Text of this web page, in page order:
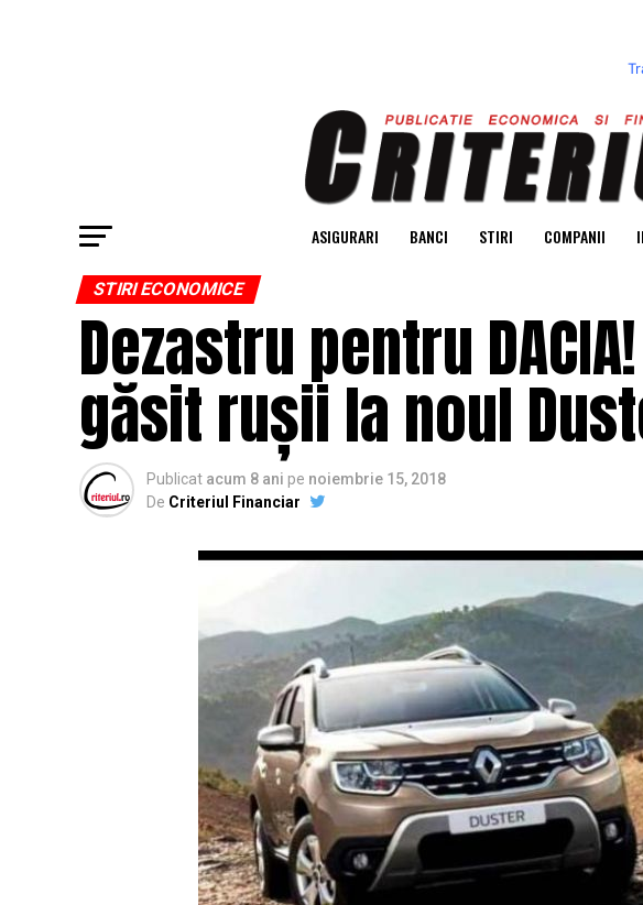
ASIGURARI BANCI STIRI COMPANII
STIRI ECONOMICE
Dezastru pentru
găsit rușii la noul
Publicat acum 8 ani pe noiembrie 15, 2018
De Criteriul Financiar